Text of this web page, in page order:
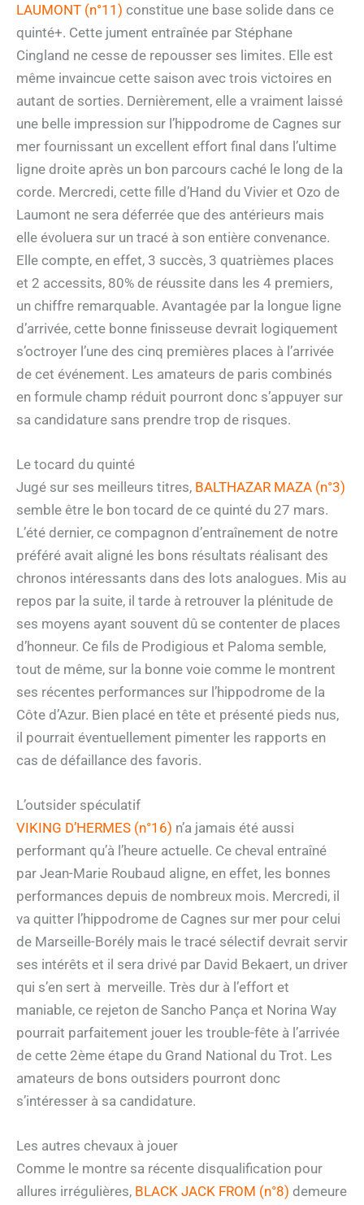
LAUMONT (n°11) constitue une base solide dans ce
quinté+. Cette jument entraînée par Stéphane
Cingland ne cesse de repousser ses limites. Elle est
même invaincue cette saison avec trois victoires en
autant de sorties. Dernièrement, elle a vraiment laissé
une belle impression sur l’hippodrome de Cagnes sur
mer fournissant un excellent effort final dans l’ultime
ligne droite après un bon parcours caché le long de la
corde. Mercredi, cette fille d’Hand du Vivier et Ozo de
Laumont ne sera déferrée que des antérieurs mais
elle évoluera sur un tracé à son entière convenance.
Elle compte, en effet, 3 succès, 3 quatrièmes places
et 2 accessits, 80% de réussite dans les 4 premiers,
un chiffre remarquable. Avantagée par la longue ligne
d’arrivée, cette bonne finisseuse devrait logiquement
s’octroyer l’une des cinq premières places à l’arrivée
de cet événement. Les amateurs de paris combinés
en formule champ réduit pourront donc s’appuyer sur
sa candidature sans prendre trop de risques.
Le tocard du quinté
Jugé sur ses meilleurs titres, BALTHAZAR MAZA (n°3)
semble être le bon tocard de ce quinté du 27 mars.
L’été dernier, ce compagnon d’entraînement de notre
préféré avait aligné les bons résultats réalisant des
chronos intéressants dans des lots analogues. Mis au
repos par la suite, il tarde à retrouver la plénitude de
ses moyens ayant souvent dû se contenter de places
d’honneur. Ce fils de Prodigious et Paloma semble,
tout de même, sur la bonne voie comme le montrent
ses récentes performances sur l’hippodrome de la
Côte d’Azur. Bien placé en tête et présenté pieds nus,
il pourrait éventuellement pimenter les rapports en
cas de défaillance des favoris.
L’outsider spéculatif
VIKING D’HERMES (n°16) n’a jamais été aussi
performant qu’à l’heure actuelle. Ce cheval entraîné
par Jean-Marie Roubaud aligne, en effet, les bonnes
performances depuis de nombreux mois. Mercredi, il
va quitter l’hippodrome de Cagnes sur mer pour celui
de Marseille-Borély mais le tracé sélectif devrait servir
ses intérêts et il sera drivé par David Bekaert, un driver
qui s’en sert à merveille. Très dur à l’effort et
maniable, ce rejeton de Sancho Pança et Norina Way
pourrait parfaitement jouer les trouble-fête à l’arrivée
de cette 2ème étape du Grand National du Trot. Les
amateurs de bons outsiders pourront donc
s’intéresser à sa candidature.
Les autres chevaux à jouer
Comme le montre sa récente disqualification pour
allures irrégulières, BLACK JACK FROM (n°8) demeure